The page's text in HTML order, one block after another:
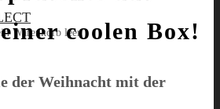
Warenkorb leer.coolen Box!
der Weihnacht mit der